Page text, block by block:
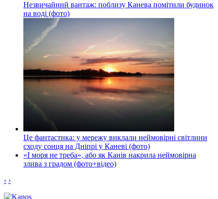
Незвичайний вантаж: поблизу Канева помітили будинок
на воді (фото)
Це фантастика: у мережу виклали неймовірні світлини
сходу сонця на Дніпрі у Каневі (фото)
«І моря не треба», або як Канів накрила неймовірна
злива з градом (фото+відео)
‹ ›